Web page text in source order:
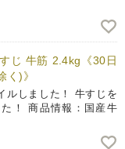
じ 牛筋 2.4kg《30日
く)》
ルしました！ 牛すじを
！ 商品情報：国産牛